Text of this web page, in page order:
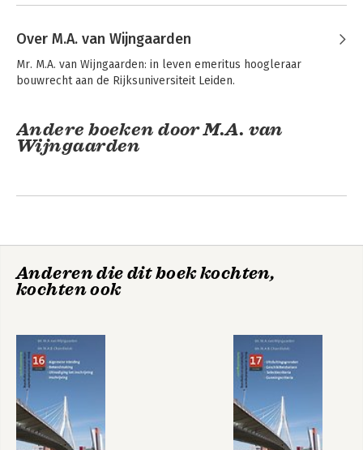
Over M.A. van Wijngaarden
Mr. M.A. van Wijngaarden: in leven emeritus hoogleraar
bouwrecht aan de Rijksuniversiteit Leiden.
Andere boeken door M.A. van
Wijngaarden
Bouw- en
aanbestedingsrecht
- deel 13
Bouw- en
aanbestedingsrecht
- deel 1
Anderen die dit boek kochten,
kochten ook